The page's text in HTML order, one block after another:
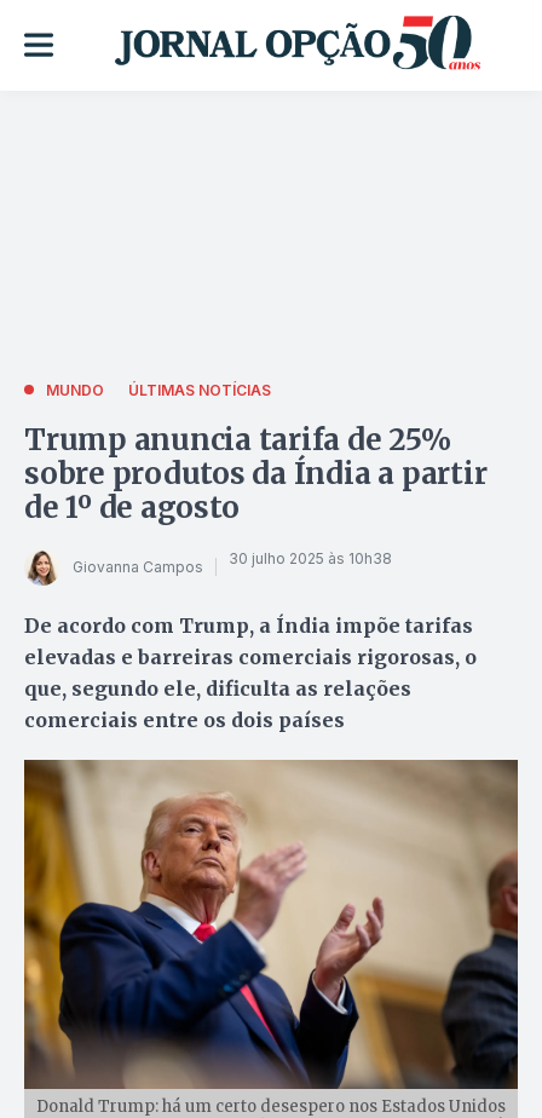
MUNDO ÚLTIMAS NOTÍCIAS
Trump anuncia tarifa de 25%
sobre produtos da Índia a partir
de 1º de agosto
Giovanna Campos 30 julho 2025 às 10h38
De acordo com Trump, a Índia impõe tarifas
elevadas e barreiras comerciais rigorosas, o
que, segundo ele, dificulta as relações
comerciais entre os dois países
Donald Trump: há um certo desespero nos Estados Unidos